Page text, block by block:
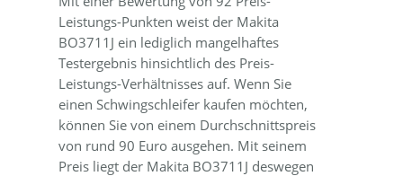
Leistungs-Punkten weist der Makita
BO3711J ein lediglich mangelhaftes
Testergebnis hinsichtlich des Preis-
Leistungs-Verhältnisses auf. Wenn Sie
einen Schwingschleifer kaufen möchten,
können Sie von einem Durchschnittspreis
von rund 90 Euro ausgehen. Mit seinem
Preis liegt der Makita BO3711J deswegen